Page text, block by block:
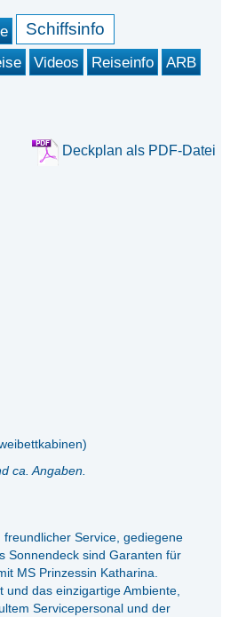
Schiffsinfo
Videos Reiseinfo ARB
Deckplan als PDF-Datei
ca. Angaben.
freundlicher Service, gediegene
Sonnendeck sind Garanten für
MS Prinzessin Katharina.
und das einzigartige Ambiente,
Servicepersonal und der